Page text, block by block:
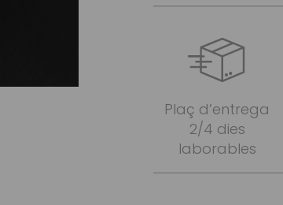
Plaç d’entrega
2/4 dies
laborables